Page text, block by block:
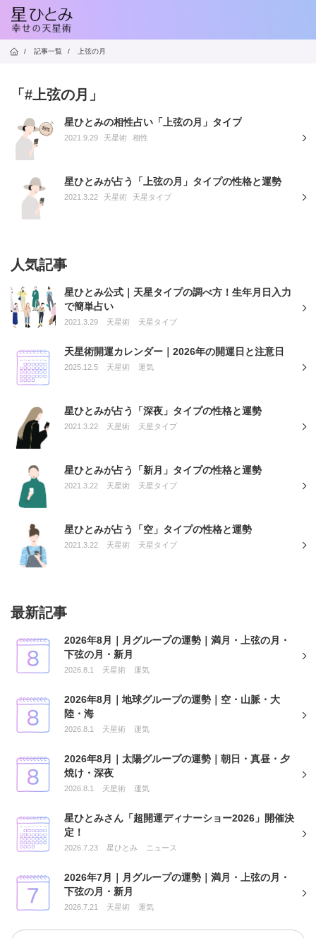
/ 記事一覧 / 上弦の月
「#上弦の月」
星ひとみの相性占い「上弦の月」タイプ
2021.9.29 天星術 相性
星ひとみが占う「上弦の月」タイプの性格と運勢
2021.3.22 天星術 天星タイプ
人気記事
星ひとみ公式｜天星タイプの調べ方！生年月日入力
で簡単占い
2021.3.29 天星術 天星タイプ
天星術開運カレンダー｜2026年の開運日と注意日
2025.12.5 天星術 運気
星ひとみが占う「深夜」タイプの性格と運勢
2021.3.22 天星術 天星タイプ
星ひとみが占う「新月」タイプの性格と運勢
2021.3.22 天星術 天星タイプ
星ひとみが占う「空」タイプの性格と運勢
2021.3.22 天星術 天星タイプ
最新記事
2026年8月｜月グループの運勢｜満月・上弦の月・
下弦の月・新月
2026.8.1 天星術 運気
2026年8月｜地球グループの運勢｜空・山脈・大
陸・海
2026.8.1 天星術 運気
2026年8月｜太陽グループの運勢｜朝日・真昼・夕
焼け・深夜
2026.8.1 天星術 運気
星ひとみさん「超開運ディナーショー2026」開催決
定！
2026.7.23 星ひとみ ニュース
2026年7月｜月グループの運勢｜満月・上弦の月・
下弦の月・新月
2026.7.21 天星術 運気